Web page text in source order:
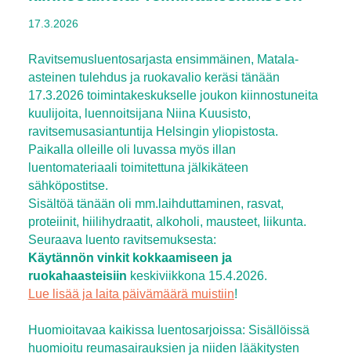
17.3.2026
Ravitsemusluentosarjasta ensimmäinen, Matala-
asteinen tulehdus ja ruokavalio keräsi tänään
17.3.2026 toimintakeskukselle joukon kiinnostuneita
kuulijoita, luennoitsijana Niina Kuusisto,
ravitsemusasiantuntija Helsingin yliopistosta.
Paikalla olleille oli luvassa myös illan
luentomateriaali toimitettuna jälkikäteen
sähköpostitse.
Sisältöä tänään oli mm.laihduttaminen, rasvat,
proteiinit, hiilihydraatit, alkoholi, mausteet, liikunta.
Seuraava luento ravitsemuksesta:
Käytännön vinkit kokkaamiseen ja
ruokahaasteisiin keskiviikkona 15.4.2026.
Lue lisää ja laita päivämäärä muistiin!
Huomioitavaa kaikissa luentosarjoissa: Sisällöissä
huomioitu reumasairauksien ja niiden lääkitysten